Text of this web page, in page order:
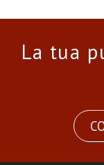
La tua